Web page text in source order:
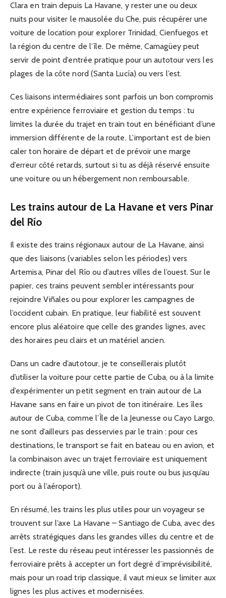
Clara en train depuis La Havane, y rester une ou deux
nuits pour visiter le mausolée du Che, puis récupérer une
voiture de location pour explorer Trinidad, Cienfuegos et
la région du centre de l’île. De même, Camagüey peut
servir de point d’entrée pratique pour un autotour vers les
plages de la côte nord (Santa Lucía) ou vers l’est.
Ces liaisons intermédiaires sont parfois un bon compromis
entre expérience ferroviaire et gestion du temps : tu
limites la durée du trajet en train tout en bénéficiant d’une
immersion différente de la route. L’important est de bien
caler ton horaire de départ et de prévoir une marge
d’erreur côté retards, surtout si tu as déjà réservé ensuite
une voiture ou un hébergement non remboursable.
Les trains autour de La Havane et vers Pinar
del Río
Il existe des trains régionaux autour de La Havane, ainsi
que des liaisons (variables selon les périodes) vers
Artemisa, Pinar del Río ou d’autres villes de l’ouest. Sur le
papier, ces trains peuvent sembler intéressants pour
rejoindre Viñales ou pour explorer les campagnes de
l’occident cubain. En pratique, leur fiabilité est souvent
encore plus aléatoire que celle des grandes lignes, avec
des horaires peu clairs et un matériel ancien.
Dans un cadre d’autotour, je te conseillerais plutôt
d’utiliser la voiture pour cette partie de Cuba, ou à la limite
d’expérimenter un petit segment en train autour de La
Havane sans en faire un pivot de ton itinéraire. Les îles
autour de Cuba, comme l’Île de la Jeunesse ou Cayo Largo,
ne sont d’ailleurs pas desservies par le train : pour ces
destinations, le transport se fait en bateau ou en avion, et
la combinaison avec un trajet ferroviaire est uniquement
indirecte (train jusqu’à une ville, puis route ou bus jusqu’au
port ou à l’aéroport).
En résumé, les trains les plus utiles pour un voyageur se
trouvent sur l’axe La Havane – Santiago de Cuba, avec des
arrêts stratégiques dans les grandes villes du centre et de
l’est. Le reste du réseau peut intéresser les passionnés de
ferroviaire prêts à accepter un fort degré d’imprévisibilité,
mais pour un road trip classique, il vaut mieux se limiter aux
lignes les plus actives et modernisées.